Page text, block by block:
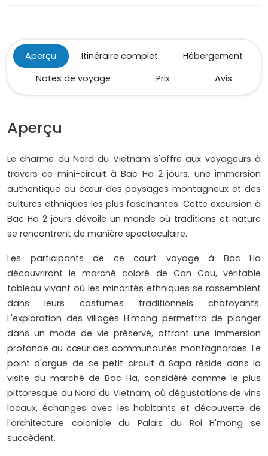
Aperçu Itinéraire complet
Hébergement
Notes de voyage
Prix Avis
Aperçu
Le charme du Nord du Vietnam s'offre aux voyageurs à
travers ce mini-circuit à Bac Ha 2 jours, une immersion
authentique au cœur des paysages montagneux et des
cultures ethniques les plus fascinantes. Cette excursion à
Bac Ha 2 jours dévoile un monde où traditions et nature
se rencontrent de manière spectaculaire.
Les participants de ce court voyage à Bac Ha
découvriront le marché coloré de Can Cau, véritable
tableau vivant où les minorités ethniques se rassemblent
dans leurs costumes traditionnels chatoyants.
L'exploration des villages H'mong permettra de plonger
dans un mode de vie préservé, offrant une immersion
profonde au cœur des communautés montagnardes. Le
point d'orgue de ce petit circuit à Sapa réside dans la
visite du marché de Bac Ha, considéré comme le plus
pittoresque du Nord du Vietnam, où dégustations de vins
locaux, échanges avec les habitants et découverte de
l'architecture coloniale du Palais du Roi H'mong se
succèdent.